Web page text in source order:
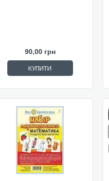
90,00 грн
КУПИТИ